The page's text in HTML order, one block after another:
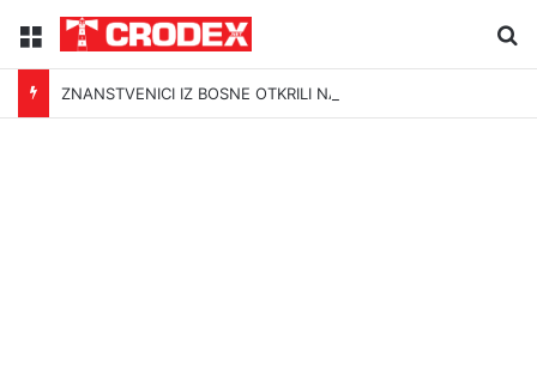
Menu
ZNANSTVENICI IZ BOSNE OTKRILI NACIZAM U – BOSNI!